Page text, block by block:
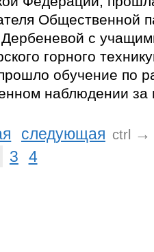
Общественной
с
горного
обучение по
наблюдении за
следующая ctrl
→
3 4